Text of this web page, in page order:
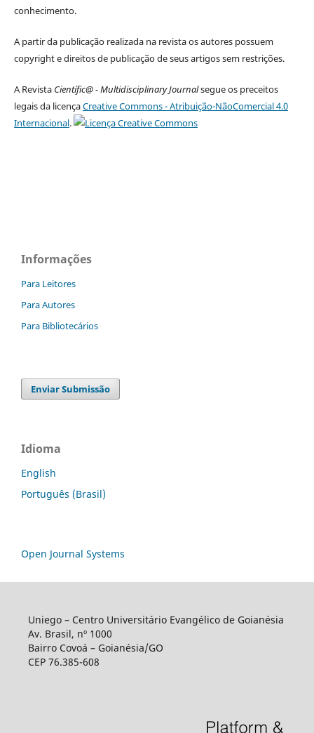
conhecimento.
A partir da publicação realizada na revista os autores possuem
copyright e direitos de publicação de seus artigos sem restrições.
A Revista Científic@ - Multidisciplinary Journalsegue os preceitos
legais da licençaCreative Commons - Atribuição-NãoComercial 4.0
Internacional.
Informações
Para Leitores
Para Autores
Para Bibliotecários
Enviar Submissão
Idioma
English
Português (Brasil)
Open Journal Systems
Uniego – Centro Universitário Evangélico de Goianésia
Av. Brasil, nº 1000
Bairro Covoá – Goianésia/GO
CEP 76.385-608